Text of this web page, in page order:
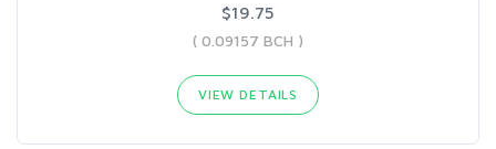
$19.75
( 0.09157 BCH )
VIEW DETAILS